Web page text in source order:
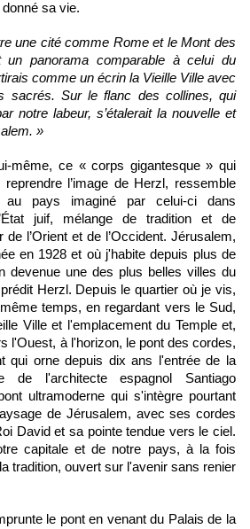
sa vie.
une cité comme Rome et le Mont des
un panorama comparable à celui du
comme un écrin la Vieille Ville avec
sacrés. Sur le flanc des collines, qui
notre labeur, s’étalerait la nouvelle et
»
lui-même, ce « corps gigantesque » qui
l’image de Herzl, ressemble
au pays imaginé par celui-ci dans
juif, mélange de tradition et de
l’Orient et de l’Occident. Jérusalem,
en 1928 et où j'habite depuis plus de
devenue une des plus belles villes du
Herzl. Depuis le quartier où je vis,
temps, en regardant vers le Sud,
Ville et l'emplacement du Temple et,
l'Ouest, à l'horizon, le pont des cordes,
qui orne depuis dix ans l'entrée de la
de l'architecte espagnol Santiago
ultramoderne qui s'intègre pourtant
de Jérusalem, avec ses cordes
David et sa pointe tendue vers le ciel.
capitale et de notre pays, à la fois
tradition, ouvert sur l'avenir sans renier
le pont en venant du Palais de la